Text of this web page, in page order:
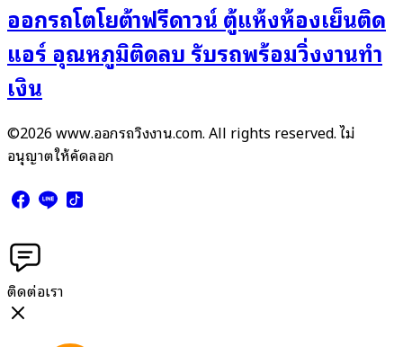
ออกรถโตโยต้าฟรีดาวน์ ตู้แห้งห้องเย็นติด
แอร์ อุณหภูมิติดลบ รับรถพร้อมวิ่งงานทำ
เงิน
©2026 www.ออกรถวิ่งงาน.com. All rights reserved. ไม่
อนุญาตให้คัดลอก
ติดต่อเรา